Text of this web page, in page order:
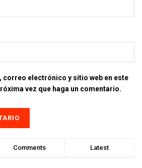
correo electrónico y sitio web en este
vez que haga un comentario.
Comments Latest